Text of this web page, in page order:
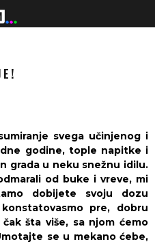
svega učinjenog i
godine, tople napitke i
grada u neku snežnu idilu.
od buke i vreve, mi
dobijete svoju dozu
pre, dobru
šta više, sa njom ćemo
se u mekano ćebe,